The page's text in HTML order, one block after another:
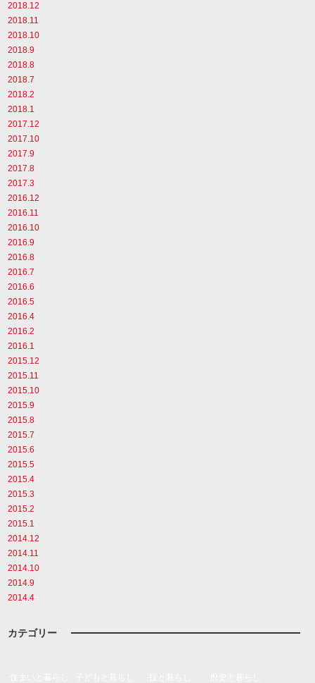
2018.12
2018.11
2018.10
2018.9
2018.8
2018.7
2018.2
2018.1
2017.12
2017.10
2017.9
2017.8
2017.3
2016.12
2016.11
2016.10
2016.9
2016.8
2016.7
2016.6
2016.5
2016.4
2016.2
2016.1
2015.12
2015.11
2015.10
2015.9
2015.8
2015.7
2015.6
2015.5
2015.4
2015.3
2015.2
2015.1
2014.12
2014.11
2014.10
2014.9
2014.4
カテゴリー